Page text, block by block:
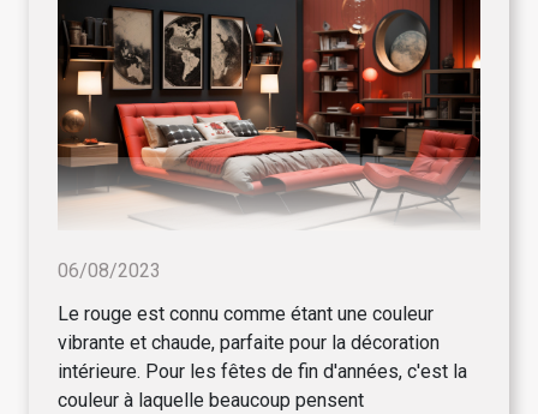
06/08/2023
Le rouge est connu comme étant une couleur
vibrante et chaude, parfaite pour la décoration
intérieure. Pour les fêtes de fin d'années, c'est la
couleur à laquelle beaucoup pensent